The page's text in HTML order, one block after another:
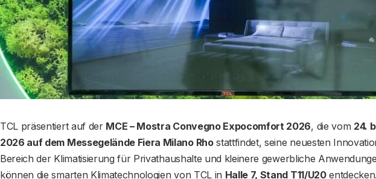
TCL präsentiert auf der MCE – Mostra Convegno Expocomfort 2026, die vom 24.
2026 auf dem Messegelände Fiera Milano Rhostattfindet, seine neuesten
Bereich der Klimatisierung für Privathaushalte und kleinere gewerbliche
können die smarten Klimatechnologien von TCL in Halle 7, Stand T11/U20